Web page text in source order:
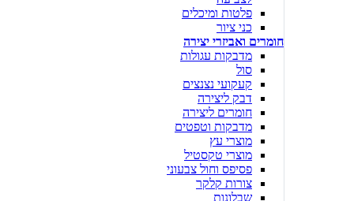
פלטות ומיכלים
כני ציור
חומרים ואביזרי יצירה
מדבקות עגולות
סול
קעקועי נצנצים
דבק ליצירה
חומרים ליצירה
מדבקות וטפטים
מוצרי עץ
מוצרי טקסטיל
פסיפס וחול צבעוני
צורות קלקר
שבלונות